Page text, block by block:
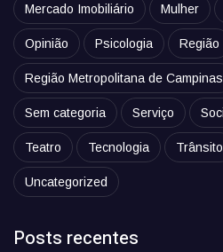
Mercado Imobiliário Mulher
Opinião Psicologia Região
Região Metropolitana de Campinas
Sem categoria Serviço
Teatro Tecnologia Trânsito
Uncategorized
Posts recentes